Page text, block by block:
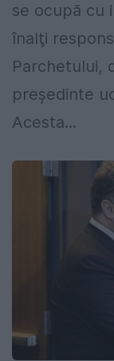
se ocupă cu
înalţi
Parchetului,
preşedinte
Acesta...